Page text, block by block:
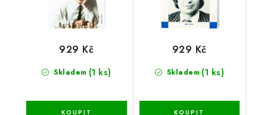
Skladem (1 ks)
929 Kč
Skladem (1 ks)
929 Kč